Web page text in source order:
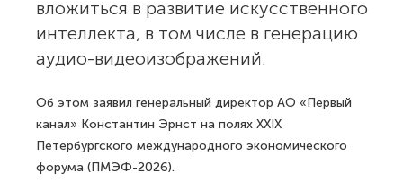
вложиться в развитие искусственного
интеллекта, в том числе в генерацию
аудио-видеоизображений.
Об этом заявил генеральный директор АО «Первый
канал» Константин Эрнст на полях XXIX
Петербургского международного экономического
форума (ПМЭФ-2026).